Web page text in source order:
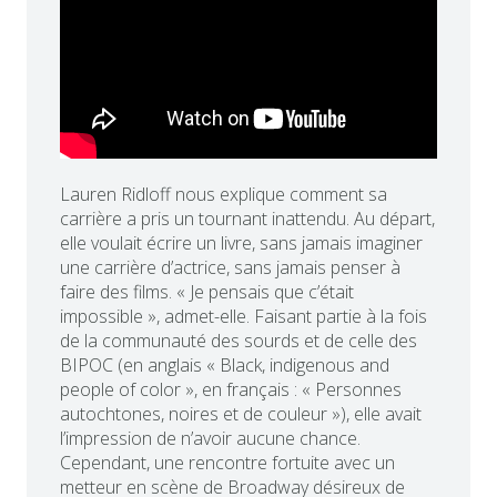
Lauren Ridloff nous explique comment sa
carrière a pris un tournant inattendu. Au départ,
elle voulait écrire un livre, sans jamais imaginer
une carrière d’actrice, sans jamais penser à
faire des films. « Je pensais que c’était
impossible », admet-elle. Faisant partie à la fois
de la communauté des sourds et de celle des
BIPOC (en anglais « Black, indigenous and
people of color », en français : « Personnes
autochtones, noires et de couleur »), elle avait
l’impression de n’avoir aucune chance.
Cependant, une rencontre fortuite avec un
metteur en scène de Broadway désireux de